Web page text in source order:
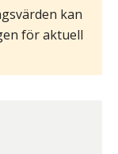
kan
för aktuell